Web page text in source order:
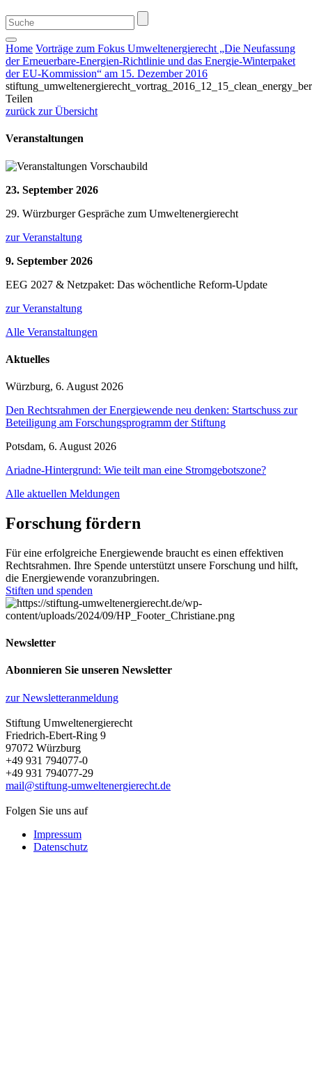
Home Vorträge zum Fokus Umweltenergierecht „Die Neufassung
der Erneuerbare-Energien-Richtlinie und das Energie-Winterpaket
der EU-Kommission“ am 15. Dezember 2016
Teilen
zurück zur Übersicht
Veranstaltungen
23. September 2026
29. Würzburger Gespräche zum Umweltenergierecht
zur Veranstaltung
9. September 2026
EEG 2027 & Netzpaket: Das wöchentliche Reform-Update
zur Veranstaltung
Alle Veranstaltungen
Aktuelles
Würzburg, 6. August 2026
Den Rechtsrahmen der Energiewende neu denken: Startschuss zur
Beteiligung am Forschungsprogramm der Stiftung
Potsdam, 6. August 2026
Ariadne-Hintergrund: Wie teilt man eine Stromgebotszone?
Alle aktuellen Meldungen
Forschung fördern
Für eine erfolgreiche Energiewende braucht es einen effektiven
Rechtsrahmen. Ihre Spende unterstützt unsere Forschung und hilft,
die Energiewende voranzubringen.
Stiften und spenden
Newsletter
Abonnieren Sie unseren Newsletter
zur Newsletteranmeldung
Stiftung Umweltenergierecht
Friedrich-Ebert-Ring 9
97072 Würzburg
+49 931 794077-0
+49 931 794077-29
mail@stiftung-umweltenergierecht.de
Folgen Sie uns auf
Impressum
Datenschutz